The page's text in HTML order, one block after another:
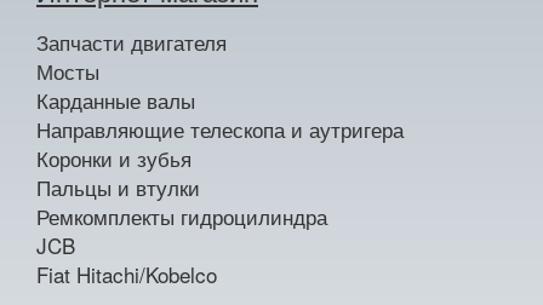
Запчасти двигателя
Мосты
Карданные валы
Направляющие телескопа и аутригера
Коронки и зубья
Пальцы и втулки
Ремкомплекты гидроцилиндра
JCB
Fiat Hitachi/Kobelco